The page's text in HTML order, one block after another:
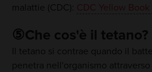
malattie (CDC): CDC Yellow
⑤Che cos'è il tetano?
Il tetano si contrae quando il
penetra nell'organismo